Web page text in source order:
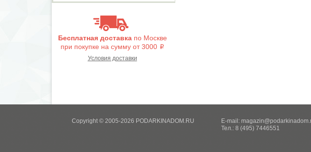
Бесплатная доставкапо Москве
при покупке на сумму от 3000 i
Условия доставки
Copyright © 2005-2026 PODARKINADOM.RU E-mail:
Тел.: 8 (495) 7446551